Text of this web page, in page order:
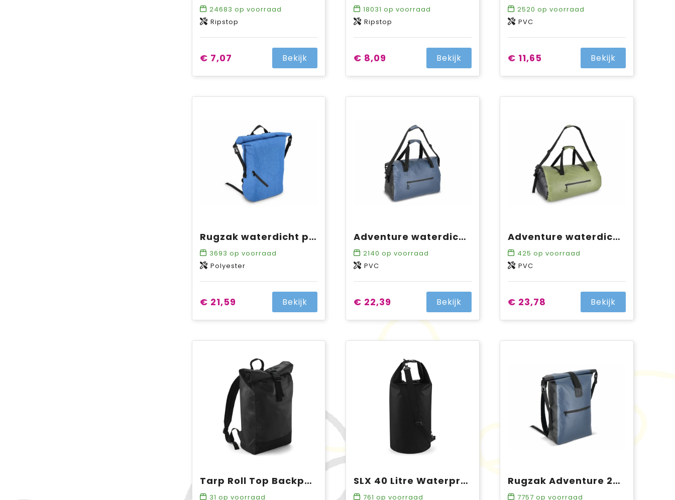
24683 op voorraad
Ripstop
€ 7,07 Bekijk
18031 op voorraad
Ripstop
€ 8,09 Bekijk
2520 op voorraad
PVC
€ 11,65 Bekijk
Rugzak waterdicht polyester 300D 20-22L
3693 op voorraad
Polyester
€ 21,59 Bekijk
Adventure waterdichte tas 40L IPX6
2140 op voorraad
PVC
€ 22,39 Bekijk
Adventure waterdichte tas 60L IPX6
425 op voorraad
PVC
€ 23,78 Bekijk
Tarp Roll Top Backpack
31 op voorraad
SLX 40 Litre Waterproof Drytube
761 op voorraad
Rugzak Adventure 20L IPX4
7757 op voorraad